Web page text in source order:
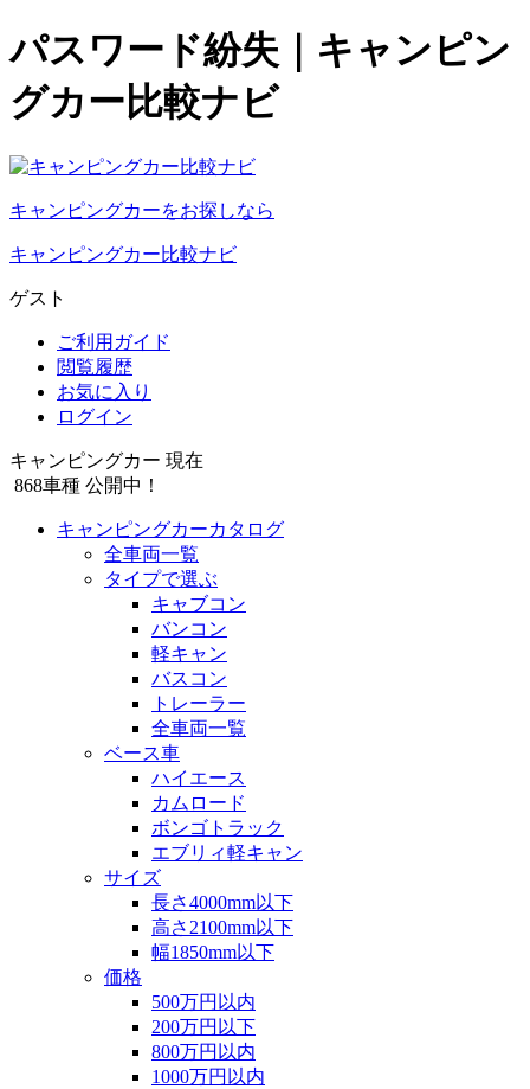
パスワード紛失｜キャンピン
グカー比較ナビ
キャンピングカーをお探しなら
キャンピングカー比較ナビ
ゲスト
ご利用ガイド
閲覧履歴
お気に入り
ログイン
キャンピングカー 現在
868車種 公開中！
キャンピングカーカタログ
全車両一覧
タイプで選ぶ
キャブコン
バンコン
軽キャン
バスコン
トレーラー
全車両一覧
ベース車
ハイエース
カムロード
ボンゴトラック
エブリィ軽キャン
サイズ
長さ4000mm以下
高さ2100mm以下
幅1850mm以下
価格
500万円以内
200万円以下
800万円以内
1000万円以内